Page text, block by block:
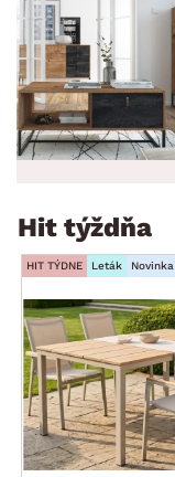
Hit týždňa
HIT TÝDNE Leták Novinka